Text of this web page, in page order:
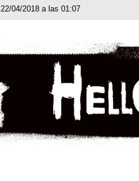
22/04/2018 a las 01:07